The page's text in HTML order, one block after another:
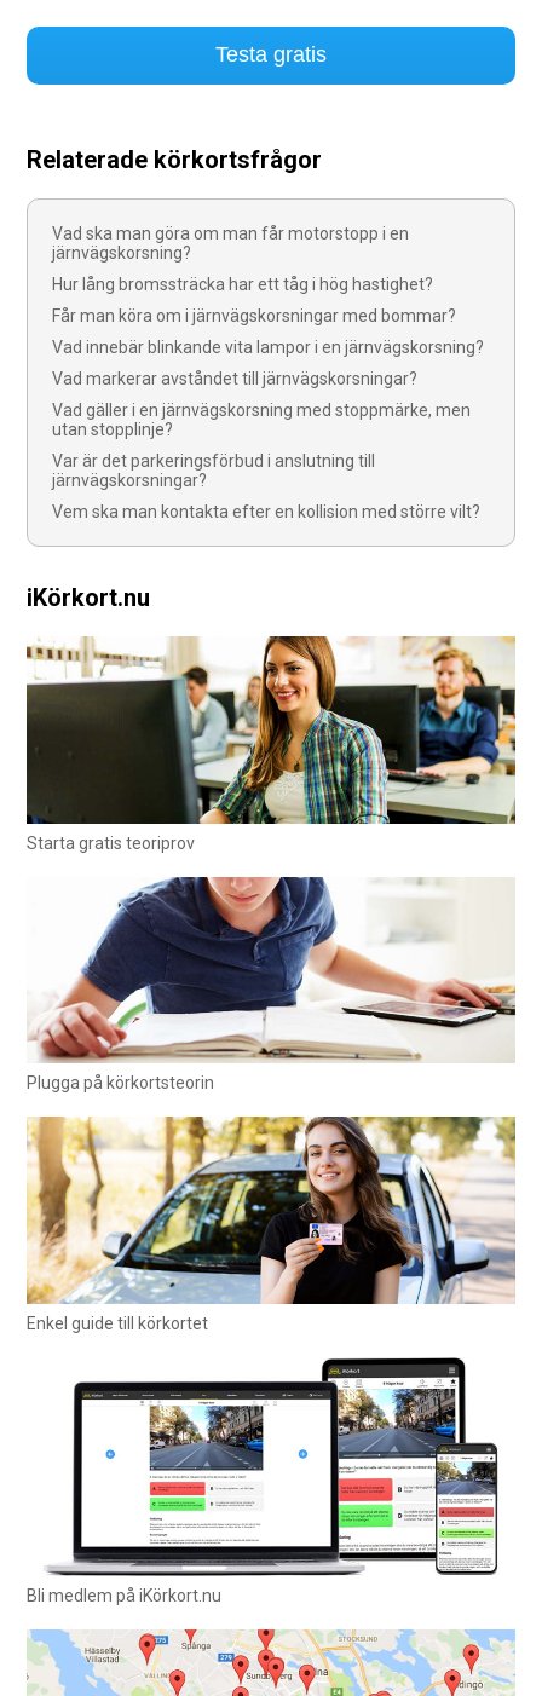
Testa gratis
Relaterade körkortsfrågor
Vad ska man göra om man får motorstopp i en
järnvägskorsning?
Hur lång bromssträcka har ett tåg i hög hastighet?
Får man köra om i järnvägskorsningar med bommar?
Vad innebär blinkande vita lampor i en järnvägskorsning?
Vad markerar avståndet till järnvägskorsningar?
Vad gäller i en järnvägskorsning med stoppmärke, men
utan stopplinje?
Var är det parkeringsförbud i anslutning till
järnvägskorsningar?
Vem ska man kontakta efter en kollision med större vilt?
iKörkort.nu
Starta gratis teoriprov
Plugga på körkortsteorin
Enkel guide till körkortet
Bli medlem på iKörkort.nu